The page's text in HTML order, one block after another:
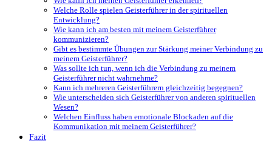
Welche Rolle spielen Geisterführer in der spirituellen
Entwicklung?
Wie kann ich am besten mit meinem Geisterführer
kommunizieren?
Gibt es bestimmte Übungen zur Stärkung meiner Verbindung zu
meinem Geisterführer?
Was sollte ich tun, wenn ich die Verbindung zu meinem
Geisterführer nicht wahrnehme?
Kann ich mehreren Geisterführern gleichzeitig begegnen?
Wie unterscheiden sich Geisterführer von anderen spirituellen
Wesen?
Welchen Einfluss haben emotionale Blockaden auf die
Kommunikation mit meinem Geisterführer?
Fazit